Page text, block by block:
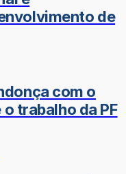
de
com o
trabalho da PF